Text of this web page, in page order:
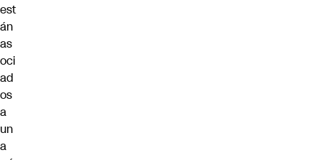
est
án
as
oci
ad
os
a
un
a